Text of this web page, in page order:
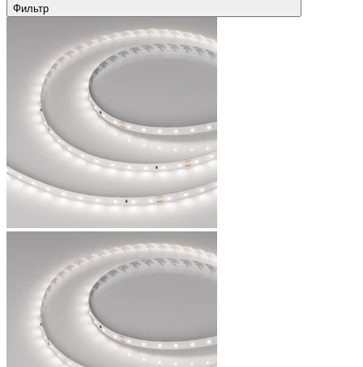
Фильтр